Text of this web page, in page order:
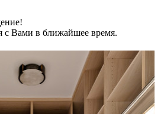
с Вами в ближайшее время.